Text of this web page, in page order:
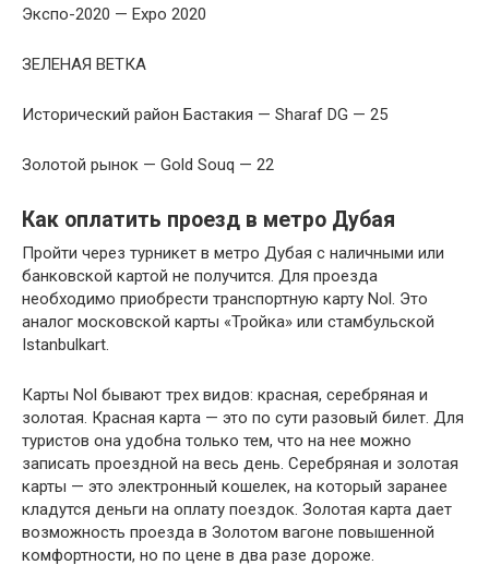
Экспо-2020 — Expo 2020
ЗЕЛЕНАЯ ВЕТКА
Исторический район Бастакия — Sharaf DG — 25
Золотой рынок — Gold Souq — 22
Как оплатить проезд в метро Дубая
Пройти через турникет в метро Дубая с наличными или
банковской картой не получится. Для проезда
необходимо приобрести транспортную карту Nol. Это
аналог московской карты «Тройка» или стамбульской
Istanbulkart.
Карты Nol бывают трех видов: красная, серебряная и
золотая. Красная карта — это по сути разовый билет. Для
туристов она удобна только тем, что на нее можно
записать проездной на весь день. Серебряная и золотая
карты — это электронный кошелек, на который заранее
кладутся деньги на оплату поездок. Золотая карта дает
возможность проезда в Золотом вагоне повышенной
комфортности, но по цене в два разе дороже.